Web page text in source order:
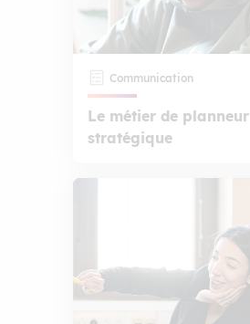
Communication
Le métier de planneur
stratégique